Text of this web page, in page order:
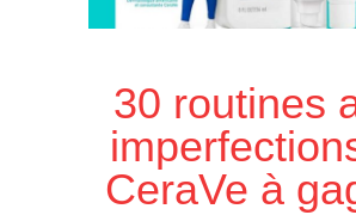
30 routines
CeraVe à